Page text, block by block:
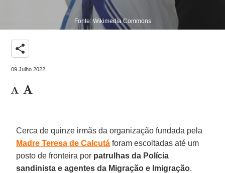
Fonte: Wikimedia Commons
share
09 Julho 2022
Cerca de quinze irmãs da organização fundada pela
Madre Teresa de Calcutá foram escoltadas até um
posto de fronteira por patrulhas da Polícia
sandinista e agentes da Migração e Imigração.